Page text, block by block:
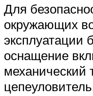
Для
окружающих
эксплуатации
оснащение
механический